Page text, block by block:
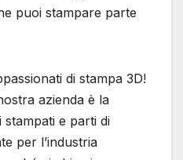
puoi stampare parte
di stampa 3D!
azienda è la
e parti di
per l’industria